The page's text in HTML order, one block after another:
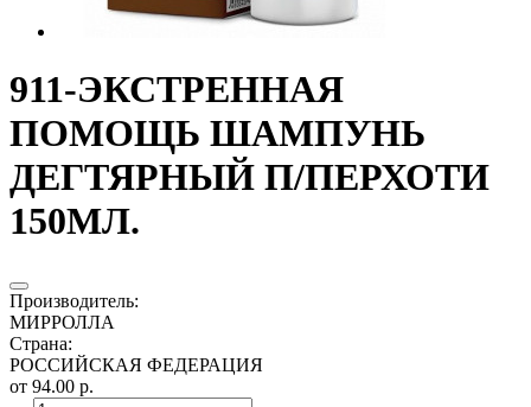
911-ЭКСТРЕННАЯ
ПОМОЩЬ ШАМПУНЬ
ДЕГТЯРНЫЙ П/ПЕРХОТИ
150МЛ.
Производитель:
МИРРОЛЛА
Страна:
РОССИЙСКАЯ ФЕДЕРАЦИЯ
от 94.00 р.